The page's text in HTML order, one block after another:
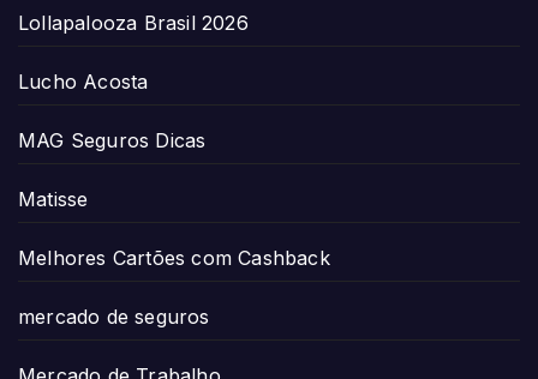
Lollapalooza Brasil 2026
Lucho Acosta
MAG Seguros Dicas
Matisse
Melhores Cartões com Cashback
mercado de seguros